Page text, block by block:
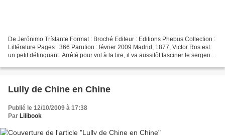
De Jerónimo Trístante Format : Broché Editeur : Editions Phebus Collection :
Littérature Pages : 366 Parution : février 2009 Madrid, 1877, Victor Ros est
un petit délinquant. Arrêté pour vol à la tire, il va aussitôt fasciner le sergent
Lully de Chine en Chine
Publié le 12/10/2009 à 17:38
Par Lilibook